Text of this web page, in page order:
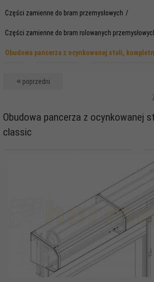
Części zamienne do bram przemysłowych
Części zamienne do bram rolowanych
Obudowa pancerza z ocynkowanej stali,
poprzedni
Obudowa pancerza z ocynkowanej
classic